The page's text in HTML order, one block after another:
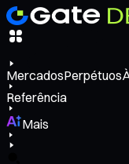
MercadosPerpétuos
Referência
Mais